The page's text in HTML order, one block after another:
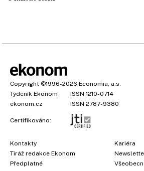
Copyright ©1996-2026 Economia, a.s.
Týdeník Ekonom
ISSN 1210-0714
ekonom.cz
ISSN 2787-9380
Certifikováno:
Kontakty
Tiráž redakce Ekonom
Předplatné
Kariéra